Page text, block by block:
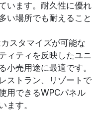
います。耐久性に優れ
い場所でも耐えること
スタマイズが可能な
ィティを反映したユニ
小売用途に最適です。
ストラン、リゾートで
用できるWPCパネル
ます。